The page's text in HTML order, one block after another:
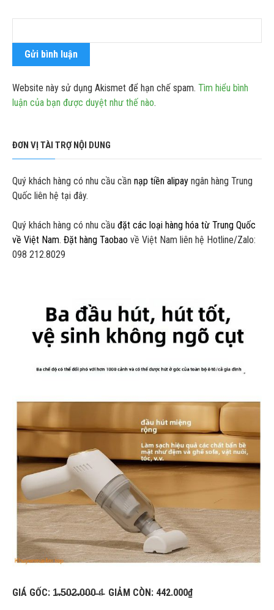
Website này sử dụng Akismet để hạn chế spam. Tìm hiểu bình
luận của bạn được duyệt như thế nào.
ĐƠN VỊ TÀI TRỢ NỘI DUNG
Quý khách hàng có nhu cầu cần nạp tiền alipay ngân hàng Trung
Quốc liên hệ tại đây.
Quý khách hàng có nhu cầu đặt các loại hàng hóa từ Trung Quốc
về Việt Nam. Đặt hàng Taobao về Việt Nam liên hệ Hotline/Zalo:
098 212.8029
GIÁ GỐC: 1̵.̵5̵0̵2̵.̵0̵0̵0̵ ̵₫̵ GIẢM CÒN: 442.000₫